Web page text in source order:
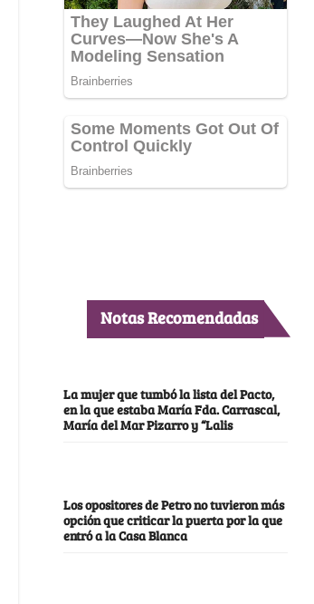
Notas Recomendadas
La mujer que tumbó la lista del Pacto,
en la que estaba María Fda. Carrascal,
María del Mar Pizarro y “Lalis
Los opositores de Petro no tuvieron más
opción que criticar la puerta por la que
entró a la Casa Blanca